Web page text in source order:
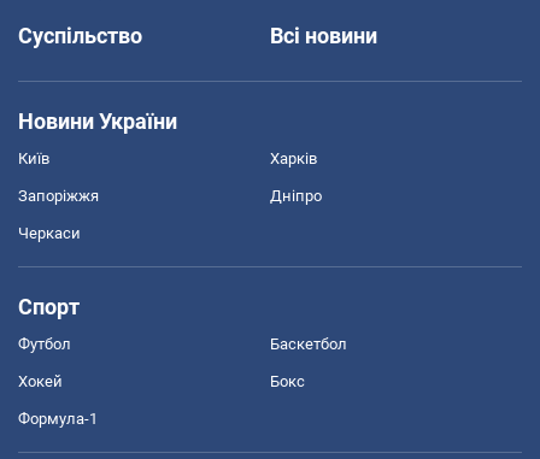
Суспільство
Всі новини
Новини України
Київ Харків
Запоріжжя Дніпро
Черкаси
Спорт
Футбол Баскетбол
Хокей Бокс
Формула-1